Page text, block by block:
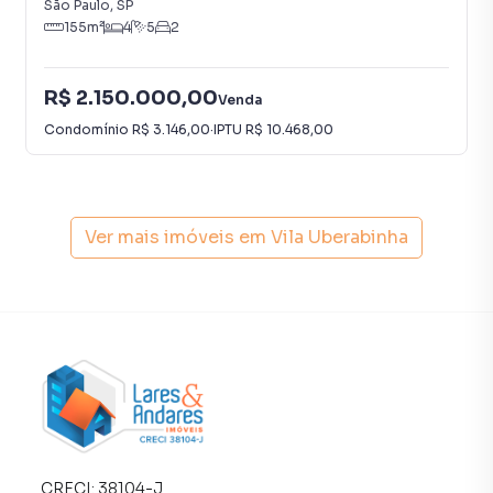
apartamentos, casas residenciais e comerciais, sobrados,
empreendimentos em construção ou lançamentos na
planta em Vila Uberabinha e em outras regiões de São
Paulo. Aqui você encontra milhares de ofertas para
encontrar o imóvel que mais combina com seu estilo de
Negocie seu imóvel de forma totalmente online, com
segurança e tranquilidade. Na Lares e Andares Imóveis
simplificar a relação de proprietários, inquilinos e
compradores com o mercado imobiliário.
Anuncie seu imóvel! É fácil, rápido e gratuito! A Lares e
Andares Imóveis é uma imobiliária digital com imóveis em
São Paulo, SP
155m² 4 5 2
R$ 2.150.000,00Venda
Condomínio R$ 3.146,00·IPTU R$ 10.468,00
Ver mais imóveis em Vila Uberabinha